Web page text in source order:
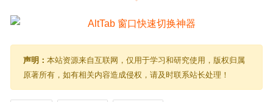
声明： 本站资源来自互联网，仅用于学习和研究使用，版权归属
原著所有，如有相关内容造成侵权，请及时联系站长处理！